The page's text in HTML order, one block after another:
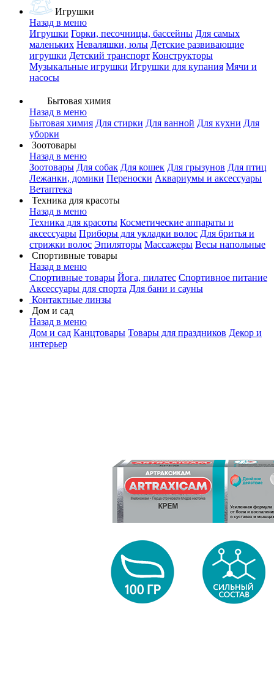
Игрушки
Назад в меню
Игрушки Горки, песочницы, бассейны Для самых
маленьких Неваляшки, юлы Детские развивающие
игрушки Детский транспорт Конструкторы
Музыкальные игрушки Игрушки для купания Мячи и
насосы
Бытовая химия
Назад в меню
Бытовая химия Для стирки Для ванной Для кухни Для
уборки
Зоотовары
Назад в меню
Зоотовары Для собак Для кошек Для грызунов Для птиц
Лежанки, домики Переноски Аквариумы и аксессуары
Ветаптека
Техника для красоты
Назад в меню
Техника для красоты Косметические аппараты и
аксессуары Приборы для укладки волос Для бритья и
стрижки волос Эпиляторы Массажеры Весы напольные
Спортивные товары
Назад в меню
Спортивные товары Йога, пилатес Спортивное питание
Аксессуары для спорта Для бани и сауны
Контактные линзы
Дом и сад
Назад в меню
Дом и сад Канцтовары Товары для праздников Декор и
интерьер